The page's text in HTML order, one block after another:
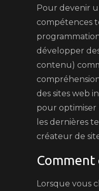
Pour devenir
compétences
développer
contenu)
des sites web
pour optimiser
les dernières
créateur de
Lorsque vous